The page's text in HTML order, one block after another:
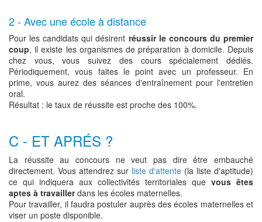
2 - Avec une école à distance
Pour les candidats qui désirent réussir le concours du premier
coup, il existe les organismes de préparation à domicile. Depuis
chez vous, vous suivez des cours spécialement dédiés.
Périodiquement, vous faites le point avec un professeur. En
prime, vous aurez des séances d'entraînement pour l'entretien
oral.
Résultat : le taux de réussite est proche des 100%.
C - ET APRÉS ?
La réussite au concours ne veut pas dire être embauché
directement. Vous attendrez sur liste d'attente (la liste d'aptitude)
ce qui indiquera aux collectivités territoriales que vous êtes
aptes à travaillerdans les écoles maternelles.
Pour travailler, il faudra postuler auprès des écoles maternelles et
viser un poste disponible.